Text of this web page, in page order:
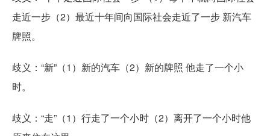
走近一步（2）最近十年间向国际社会走近了一步 新汽车
牌照。
歧义：“新”（1）新的汽车（2）新的牌照 他走了一个小
时。
歧义：“走”（1）行走了一个小时（2）离开了一个小时他